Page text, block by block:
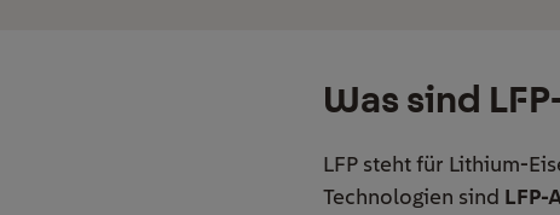
Was sind
LFP steht für Lithium-
Technologien sind LFP-